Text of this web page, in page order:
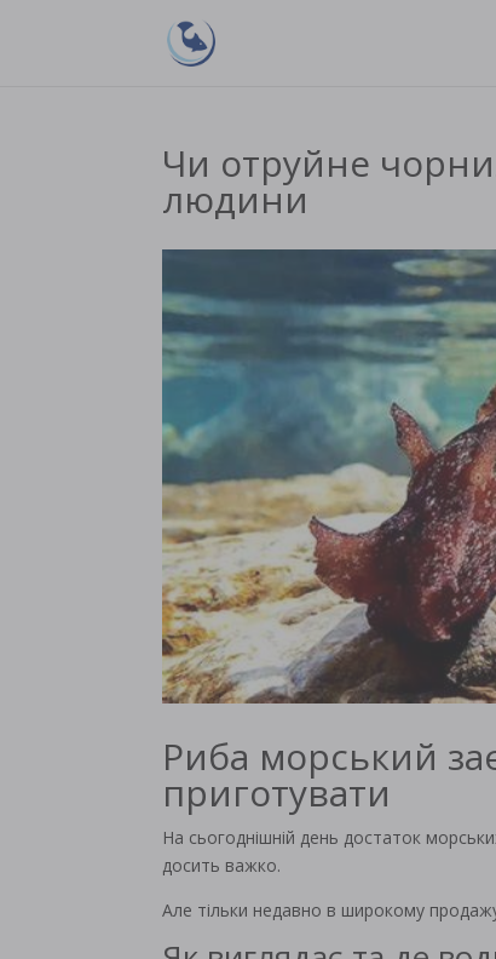
Чи отруйне
людини
Риба морський
приготувати
На сьогоднішній день достаток
досить важко.
Але тільки недавно в широкому